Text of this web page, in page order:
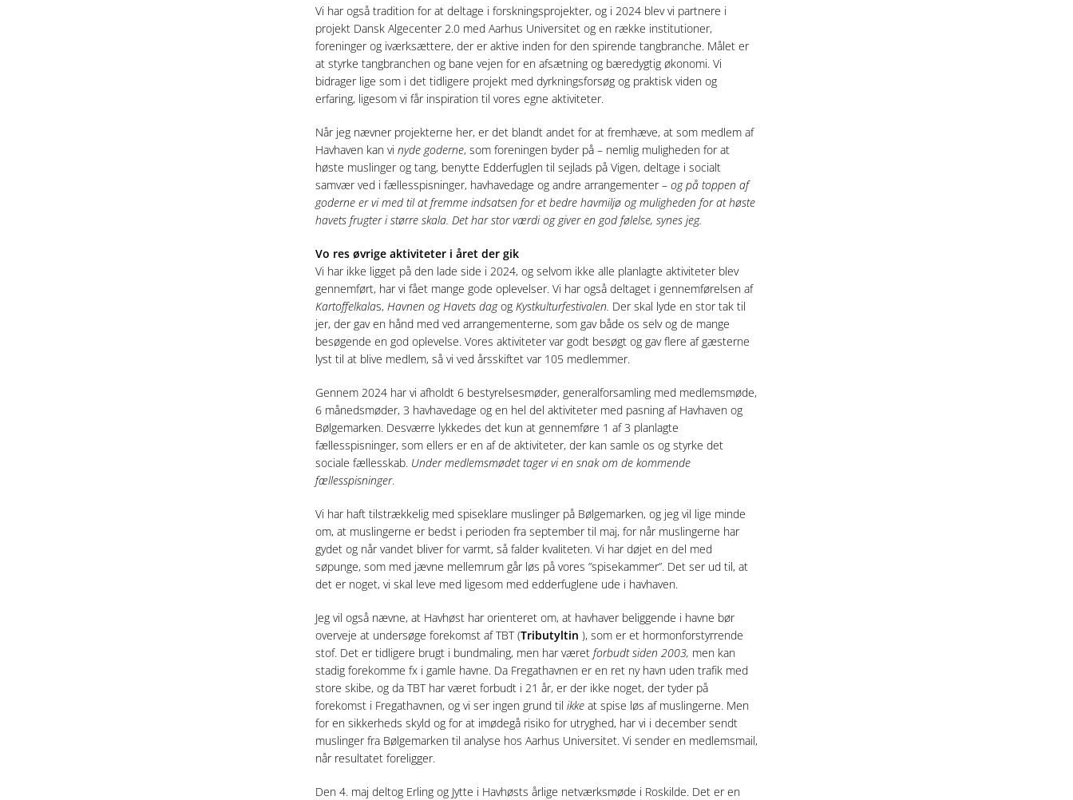
Vi har også tradition for at deltage i forskningsprojekter, og i 2024 blev vi partnere i
projekt Dansk Algecenter 2.0 med Aarhus Universitet og en række institutioner,
foreninger og iværksættere, der er aktive inden for den spirende tangbranche. Målet er
at styrke tangbranchen og bane vejen for en afsætning og bæredygtig økonomi. Vi
bidrager lige som i det tidligere projekt med dyrkningsforsøg og praktisk viden og
erfaring, ligesom vi får inspiration til vores egne aktiviteter.
Når jeg nævner projekterne her, er det blandt andet for at fremhæve, at som medlem af
Havhaven kan vi nyde goderne, som foreningen byder på – nemlig muligheden for at
høste muslinger og tang, benytte Edderfuglen til sejlads på Vigen, deltage i socialt
samvær ved i fællesspisninger, havhavedage og andre arrangementer – og på toppen af
goderne er vi med til at fremme indsatsen for et bedre havmiljø og muligheden for at høste
havets frugter i større skala. Det har stor værdi og giver en god følelse, synes jeg.
Vo res øvrige aktiviteter i året der gik
Vi har ikke ligget på den lade side i 2024, og selvom ikke alle planlagte aktiviteter blev
gennemført, har vi fået mange gode oplevelser. Vi har også deltaget i gennemførelsen af
Kartoffelkalas, Havnen og Havets dagog Kystkulturfestivalen. Der skal lyde en stor tak til
jer, der gav en hånd med ved arrangementerne, som gav både os selv og de mange
besøgende en god oplevelse. Vores aktiviteter var godt besøgt og gav flere af gæsterne
lyst til at blive medlem, så vi ved årsskiftet var 105 medlemmer.
Gennem 2024 har vi afholdt 6 bestyrelsesmøder, generalforsamling med medlemsmøde,
6 månedsmøder, 3 havhavedage og en hel del aktiviteter med pasning af Havhaven og
Bølgemarken. Desværre lykkedes det kun at gennemføre 1 af 3 planlagte
fællesspisninger, som ellers er en af de aktiviteter, der kan samle os og styrke det
sociale fællesskab. Under medlemsmødet tager vi en snak om de kommende
fællesspisninger.
Vi har haft tilstrækkelig med spiseklare muslinger på Bølgemarken, og jeg vil lige minde
om, at muslingerne er bedst i perioden fra september til maj, for når muslingerne har
gydet og når vandet bliver for varmt, så falder kvaliteten. Vi har døjet en del med
søpunge, som med jævne mellemrum går løs på vores ”spisekammer”. Det ser ud til, at
det er noget, vi skal leve med ligesom med edderfuglene ude i havhaven.
Jeg vil også nævne, at Havhøst har orienteret om, at havhaver beliggende i havne bør
overveje at undersøge forekomst af TBT (Tributyltin ), som er et hormonforstyrrende
stof. Det er tidligere brugt i bundmaling, men har været forbudt siden 2003, men kan
stadig forekomme fx i gamle havne. Da Fregathavnen er en ret ny havn uden trafik med
store skibe, og da TBT har været forbudt i 21 år, er der ikke noget, der tyder på
forekomst i Fregathavnen, og vi ser ingen grund til ikke at spise løs af muslingerne. Men
for en sikkerheds skyld og for at imødegå risiko for utryghed, har vi i december sendt
muslinger fra Bølgemarken til analyse hos Aarhus Universitet. Vi sender en medlemsmail,
når resultatet foreligger.
Den 4. maj deltog Erling og Jytte i Havhøsts årlige netværksmøde i Roskilde. Det er en